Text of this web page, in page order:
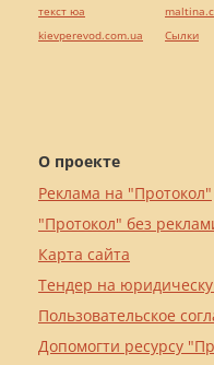
О проекте
Реклама на "Протокол"
"Протокол" без
Карта сайта
Тендер на
Пользовательское
Допомогти ресурсу
текст юа
kievperevod.com.ua
Cылки